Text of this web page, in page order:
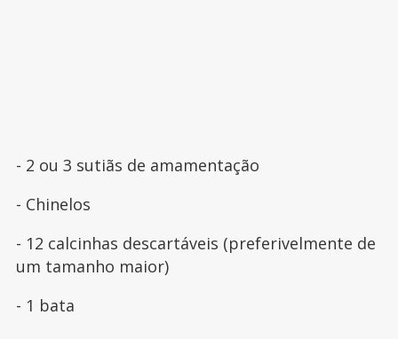
- 2 ou 3 sutiãs de amamentação
- Chinelos
- 12 calcinhas descartáveis (preferivelmente de
um tamanho maior)
- 1 bata